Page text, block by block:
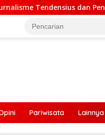
Penghakiman
Pariwisata Lainnya